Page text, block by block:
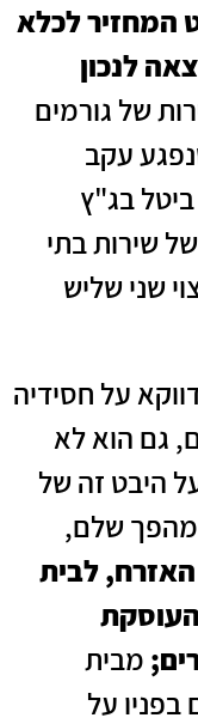
המחזיר לכלא
לנכון
של גורמים
עקב
בג"ץ
שירות בתי
שני שליש
על חסידיה
גם הוא לא
היבט זה של
מהפך שלם,
לבית
מבית
על